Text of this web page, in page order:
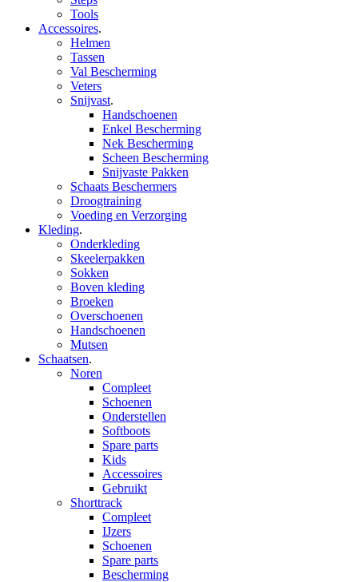
Tools
Accessoires.
Helmen
Tassen
Val Bescherming
Veters
Snijvast.
Handschoenen
Enkel Bescherming
Nek Bescherming
Scheen Bescherming
Snijvaste Pakken
Schaats Beschermers
Droogtraining
Voeding en Verzorging
Kleding.
Onderkleding
Skeelerpakken
Sokken
Boven kleding
Broeken
Overschoenen
Handschoenen
Mutsen
Schaatsen.
Noren
Compleet
Schoenen
Onderstellen
Softboots
Spare parts
Kids
Accessoires
Gebruikt
Shorttrack
Compleet
IJzers
Schoenen
Spare parts
Bescherming